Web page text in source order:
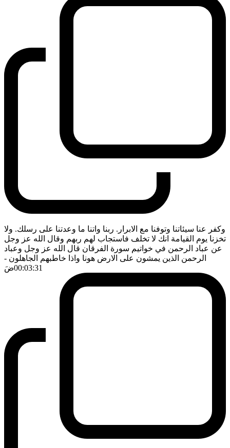
وكفر عنا سيئاتنا وتوفنا مع الابرار. ربنا واتنا ما وعدتنا على رسلك. ولا
تخزنا يوم القيامة انك لا تخلف فاستجاب لهم ربهم وقال الله عز وجل
عن عباد الرحمن في خواتيم سورة الفرقان قال الله عز وجل وعباد
الرحمن الذين يمشون على الارض هونا واذا خاطبهم الجاهلون -
00:03:31ضَ